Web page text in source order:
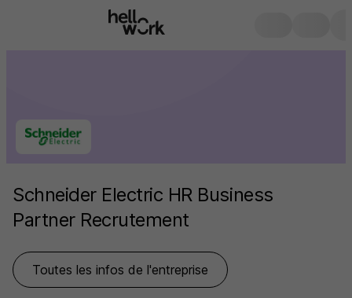
Schneider Electric HR Business
Partner Recrutement
Toutes les infos de l'entreprise